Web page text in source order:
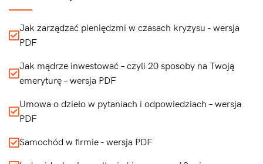
Jak zarządzać pieniędzmi w czasach kryzysu - wersja
PDF
Jak mądrze inwestować – czyli 20 sposoby na Twoją
emeryturę – wersja PDF
Umowa o dzieło w pytaniach i odpowiedziach – wersja
PDF
Samochód w firmie - wersja PDF